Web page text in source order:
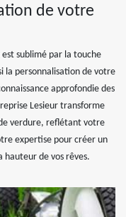
de votre
sublimé par la touche
la personnalisation de votre
approfondie des
Lesieur transforme
verdure, reflétant votre
expertise pour créer un
hauteur de vos rêves.